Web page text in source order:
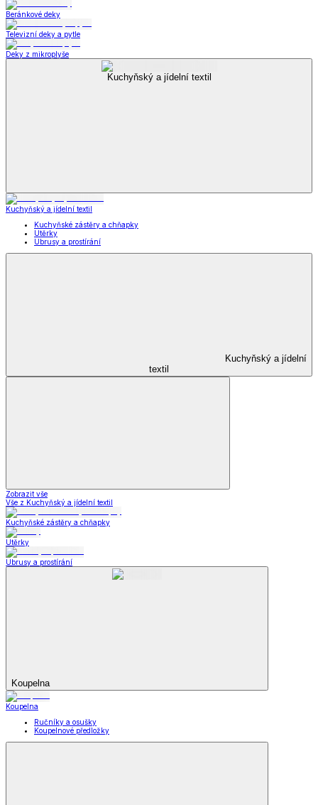
Beránkové deky
Televizní deky a pytle
Deky z mikroplyše
Kuchyňský a jídelní textil
Kuchyňský a jídelní textil
Kuchyňské zástěry a chňapky
Utěrky
Ubrusy a prostírání
Kuchyňský a jídelní
textil
Zobrazit vše
Vše z Kuchyňský a jídelní textil
Kuchyňské zástěry a chňapky
Utěrky
Ubrusy a prostírání
Koupelna
Koupelna
Ručníky a osušky
Koupelnové předložky